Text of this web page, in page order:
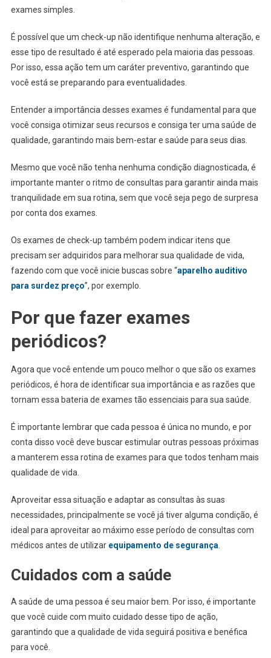
exames simples.
É possível que um check-up não identifique nenhuma alteração, e
esse tipo de resultado é até esperado pela maioria das pessoas.
Por isso, essa ação tem um caráter preventivo, garantindo que
você está se preparando para eventualidades.
Entender a importância desses exames é fundamental para que
você consiga otimizar seus recursos e consiga ter uma saúde de
qualidade, garantindo mais bem-estar e saúde para seus dias.
Mesmo que você não tenha nenhuma condição diagnosticada, é
importante manter o ritmo de consultas para garantir ainda mais
tranquilidade em sua rotina, sem que você seja pego de surpresa
por conta dos exames.
Os exames de check-up também podem indicar itens que
precisam ser adquiridos para melhorar sua qualidade de vida,
fazendo com que você inicie buscas sobre “aparelho auditivo
para surdez preço”, por exemplo.
Por que fazer exames
periódicos?
Agora que você entende um pouco melhor o que são os exames
periódicos, é hora de identificar sua importância e as razões que
tornam essa bateria de exames tão essenciais para sua saúde.
É importante lembrar que cada pessoa é única no mundo, e por
conta disso você deve buscar estimular outras pessoas próximas
a manterem essa rotina de exames para que todos tenham mais
qualidade de vida.
Aproveitar essa situação e adaptar as consultas às suas
necessidades, principalmente se você já tiver alguma condição, é
ideal para aproveitar ao máximo esse período de consultas com
médicos antes de utilizar equipamento de segurança
Cuidados com a saúde
A saúde de uma pessoa é seu maior bem. Por isso, é importante
que você cuide com muito cuidado desse tipo de ação,
garantindo que a qualidade de vida seguirá positiva e benéfica
para você.